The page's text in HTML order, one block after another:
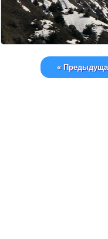
«